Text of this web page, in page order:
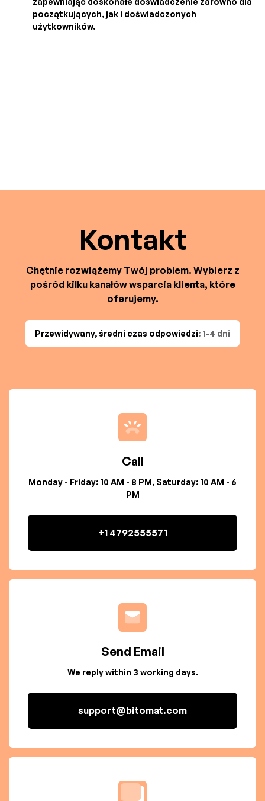
początkujących, jak i doświadczonych
użytkowników.
Kontakt
Chętnie rozwiążemy Twój problem. Wybierz z
pośród kilku kanałów wsparcia klienta, które
oferujemy.
Przewidywany, średni czas odpowiedzi: 1-4 dni
Call
Monday - Friday: 10 AM - 8 PM, Saturday: 10 AM - 6
PM
+1 4792555571
Send Email
We reply within 3 working days.
support@bitomat.com